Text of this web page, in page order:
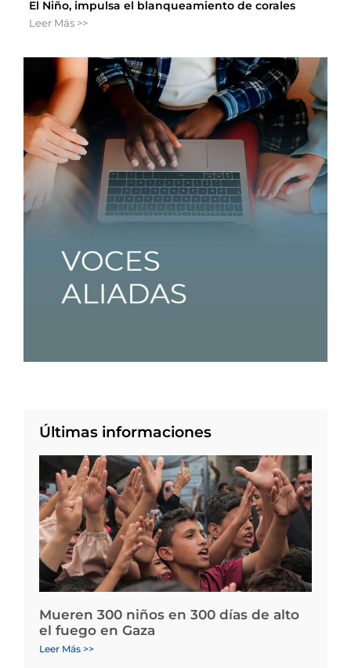
El Niño, impulsa el blanqueamiento de corales
Leer Más >>
Últimas informaciones
Mueren 300 niños en 300 días de alto
el fuego en Gaza
Leer Más >>